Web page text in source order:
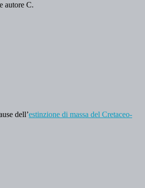
autore C.
dell’estinzione di massa del Cretaceo-